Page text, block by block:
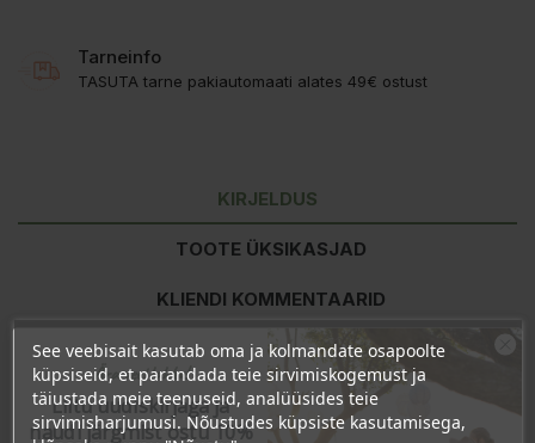
Tarneinfo
TASUTA tarne pakiautomaati alates 49€ ostust
KIRJELDUS
TOOTE ÜKSIKASJAD
KLIENDI KOMMENTAARID
Toitumisalane teave
100g kohta
Energiasisaldus
1521kJ/364kcal
Rasvad
6g
See veebisait kasutab oma ja kolmandate osapoolte
küpsiseid, et parandada teie sirvimiskogemust ja
täiustada meie teenuseid, analüüsides teie
sirvimisharjumusi. Nõustudes küpsiste kasutamisega,
Ära veel lahku!
Liitu uudiskirjaga ja
naudi järgmist ostu 10%